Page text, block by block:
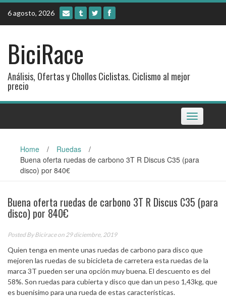
Skip
content
6 agosto, 2026
BiciRace
Análisis, Ofertas y Chollos Ciclistas. Ciclismo al mejor
precio
Toggle
navigation
Home / Ruedas
/
Buena oferta ruedas de carbono 3T R Discus C35 (para
disco) por 840€
Buena oferta ruedas de carbono 3T R Discus C35 (para
disco) por 840€
Posted ByBiciraceon 29 diciembre, 2019
Quien tenga en mente unas ruedas de carbono para disco que
mejoren las ruedas de su bicicleta de carretera esta ruedas de la
marca 3T pueden ser una opción muy buena. El descuento es del
58%. Son ruedas para cubierta y disco que dan un peso 1,43kg, que
es buenísimo para una rueda de estas características.